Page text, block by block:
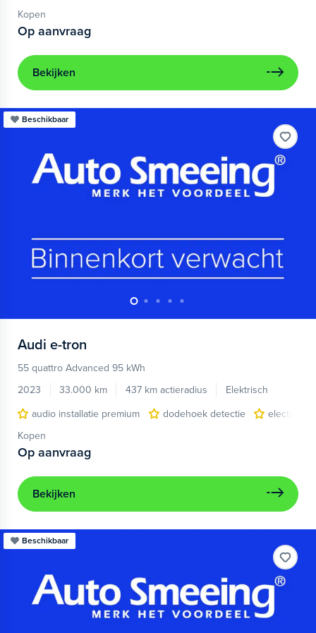
Kopen
Op aanvraag
Bekijken
Beschikbaar
Audi e-tron
55 quattro Advanced 95 kWh
2023
33.000 km 437 km actieradius
Elektrisch
audio installatie premium
dodehoek detectie
electronic
Kopen
Op aanvraag
Bekijken
Beschikbaar